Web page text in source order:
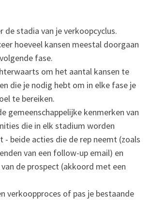
de stadia van je verkoopcyclus.
hoeveel kansen meestal doorgaan
fase.
om het aantal kansen te
die je nodig hebt om in elke fase je
te bereiken.
gemeenschappelijke kenmerken van
die in elk stadium worden
- beide acties die de rep neemt (zoals
van een follow-up email) en
de prospect (akkoord met een
verkoopproces of pas je bestaande